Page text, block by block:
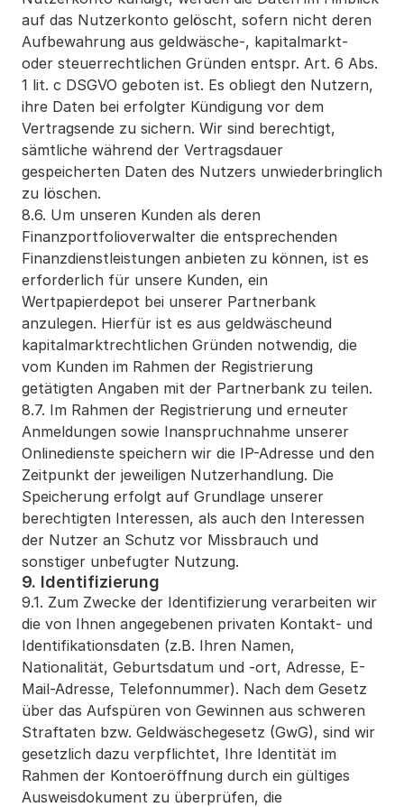
auf das Nutzerkonto gelöscht, sofern nicht deren
Aufbewahrung aus geldwäsche-, kapitalmarkt-
oder steuerrechtlichen Gründen entspr. Art. 6 Abs.
1 lit. c DSGVO geboten ist. Es obliegt den Nutzern,
ihre Daten bei erfolgter Kündigung vor dem
Vertragsende zu sichern. Wir sind berechtigt,
sämtliche während der Vertragsdauer
gespeicherten Daten des Nutzers unwiederbringlich
zu löschen.
8.6. Um unseren Kunden als deren
Finanzportfolioverwalter die entsprechenden
Finanzdienstleistungen anbieten zu können, ist es
erforderlich für unsere Kunden, ein
Wertpapierdepot bei unserer Partnerbank
anzulegen. Hierfür ist es aus geldwäscheund
kapitalmarktrechtlichen Gründen notwendig, die
vom Kunden im Rahmen der Registrierung
getätigten Angaben mit der Partnerbank zu teilen.
8.7. Im Rahmen der Registrierung und erneuter
Anmeldungen sowie Inanspruchnahme unserer
Onlinedienste speichern wir die IP-Adresse und den
Zeitpunkt der jeweiligen Nutzerhandlung. Die
Speicherung erfolgt auf Grundlage unserer
berechtigten Interessen, als auch den Interessen
der Nutzer an Schutz vor Missbrauch und
sonstiger unbefugter Nutzung.
9. Identifizierung
9.1. Zum Zwecke der Identifizierung verarbeiten wir
die von Ihnen angegebenen privaten Kontakt- und
Identifikationsdaten (z.B. Ihren Namen,
Nationalität, Geburtsdatum und -ort, Adresse, E-
Mail-Adresse, Telefonnummer). Nach dem Gesetz
über das Aufspüren von Gewinnen aus schweren
Straftaten bzw. Geldwäschegesetz (GwG), sind wir
gesetzlich dazu verpflichtet, Ihre Identität im
Rahmen der Kontoeröffnung durch ein gültiges
Ausweisdokument zu überprüfen, die